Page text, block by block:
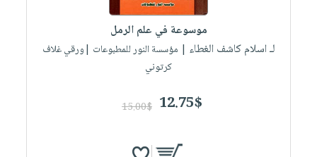
موسوعة في علم الرمل
لـ اسلام كاشف الغطاء | مؤسسة النور للمطبوعات |ورقي غلاف
كرتوني
12.75$
15.00$